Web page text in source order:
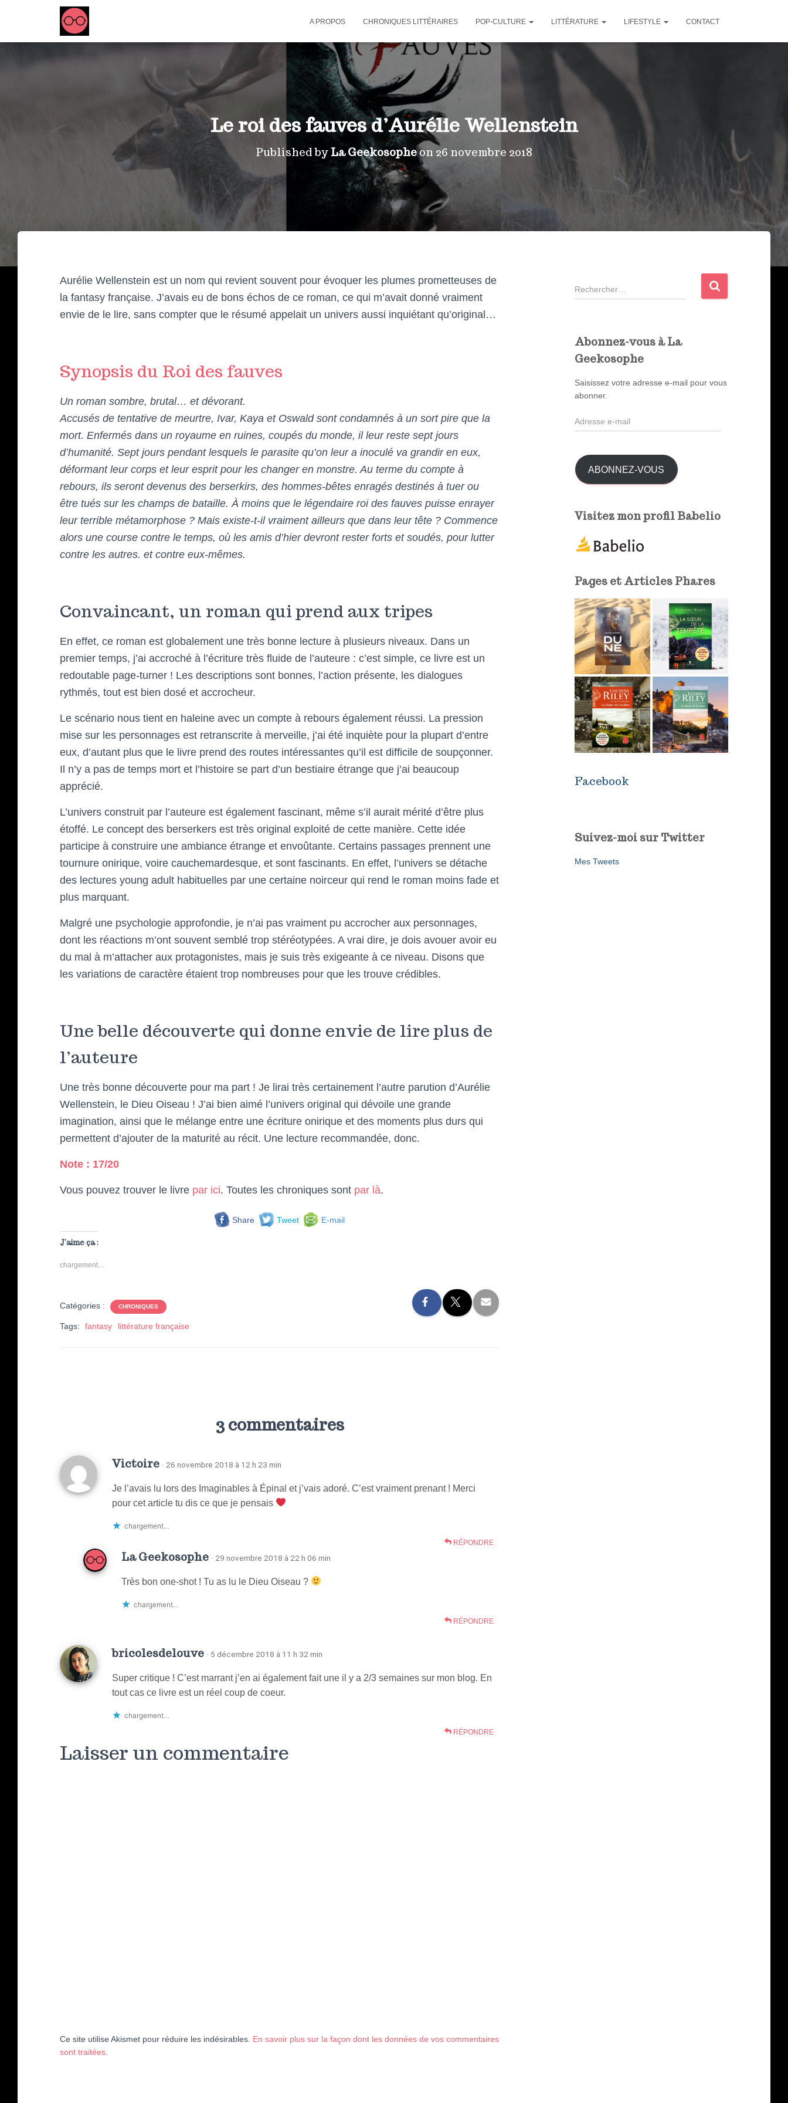
A PROPOS CHRONIQUES LITTÉRAIRES POP-CULTURE LITTÉRATURE LIFESTYLE CONTACT
Le roi des fauves d’Aurélie Wellenstein
Published by La Geekosopheon 26 novembre 2018
Aurélie Wellenstein est un nom qui revient souvent pour évoquer les plumes prometteuses de
la fantasy française. J’avais eu de bons échos de ce roman, ce qui m’avait donné vraiment
envie de le lire, sans compter que le résumé appelait un univers aussi inquiétant qu’original…
Synopsis du Roi des fauves
Un roman sombre, brutal… et dévorant.
Accusés de tentative de meurtre, Ivar, Kaya et Oswald sont condamnés à un sort pire que la
mort. Enfermés dans un royaume en ruines, coupés du monde, il leur reste sept jours
d’humanité. Sept jours pendant lesquels le parasite qu’on leur a inoculé va grandir en eux,
déformant leur corps et leur esprit pour les changer en monstre. Au terme du compte à
rebours, ils seront devenus des berserkirs, des hommes-bêtes enragés destinés à tuer ou
être tués sur les champs de bataille. À moins que le légendaire roi des fauves puisse enrayer
leur terrible métamorphose ? Mais existe-t-il vraiment ailleurs que dans leur tête ? Commence
alors une course contre le temps, où les amis d’hier devront rester forts et soudés, pour lutter
contre les autres. et contre eux-mêmes.
Convaincant, un roman qui prend aux tripes
En effet, ce roman est globalement une très bonne lecture à plusieurs niveaux. Dans un
premier temps, j’ai accroché à l’écriture très fluide de l’auteure : c’est simple, ce livre est un
redoutable page-turner ! Les descriptions sont bonnes, l’action présente, les dialogues
rythmés, tout est bien dosé et accrocheur.
Le scénario nous tient en haleine avec un compte à rebours également réussi. La pression
mise sur les personnages est retranscrite à merveille, j’ai été inquiète pour la plupart d’entre
eux, d’autant plus que le livre prend des routes intéressantes qu’il est difficile de soupçonner.
Il n’y a pas de temps mort et l’histoire se part d’un bestiaire étrange que j’ai beaucoup
apprécié.
L’univers construit par l’auteure est également fascinant, même s’il aurait mérité d’être plus
étoffé. Le concept des berserkers est très original exploité de cette manière. Cette idée
participe à construire une ambiance étrange et envoûtante. Certains passages prennent une
tournure onirique, voire cauchemardesque, et sont fascinants. En effet, l’univers se détache
des lectures young adult habituelles par une certaine noirceur qui rend le roman moins fade et
plus marquant.
Malgré une psychologie approfondie, je n’ai pas vraiment pu accrocher aux personnages,
dont les réactions m’ont souvent semblé trop stéréotypées. A vrai dire, je dois avouer avoir eu
du mal à m’attacher aux protagonistes, mais je suis très exigeante à ce niveau. Disons que
les variations de caractère étaient trop nombreuses pour que les trouve crédibles.
Une belle découverte qui donne envie de lire plus de
l’auteure
Une très bonne découverte pour ma part ! Je lirai très certainement l’autre parution d’Aurélie
Wellenstein, le Dieu Oiseau ! J’ai bien aimé l’univers original qui dévoile une grande
imagination, ainsi que le mélange entre une écriture onirique et des moments plus durs qui
permettent d’ajouter de la maturité au récit. Une lecture recommandée, donc.
Note : 17/20
Vous pouvez trouver le livre par ici. Toutes les chroniques sont par là.
Share Tweet E-mail
J’aime ça :
chargement…
Catégories : CHRONIQUES
Tags: fantasy littérature française
3 commentaires
Victoire · 26 novembre 2018 à 12 h 23 min
Je l’avais lu lors des Imaginables à Épinal et j’vais adoré. C’est vraiment prenant ! Merci
pour cet article tu dis ce que je pensais
chargement…
RÉPONDRE
La Geekosophe · 29 novembre 2018 à 22 h 06 min
Très bon one-shot ! Tu as lu le Dieu Oiseau ?
chargement…
RÉPONDRE
bricolesdelouve · 5 décembre 2018 à 11 h 32 min
Super critique ! C’est marrant j’en ai également fait une il y a 2/3 semaines sur mon blog. En
tout cas ce livre est un réel coup de coeur.
chargement…
RÉPONDRE
Laisser un commentaire
Ce site utilise Akismet pour réduire les indésirables. En savoir plus sur la façon dont les données de vos commentaires
sont traitées
R
e
c
e
r
:
Abonnez-vous à La
Geekosophe
Saisissez votre adresse e-mail pour vous
abonner.
A
d
s
s
a
ABONNEZ-VOUS
Visitez mon profil Babelio
Pages et Articles Phares
Facebook
Suivez-moi sur Twitter
Mes Tweets